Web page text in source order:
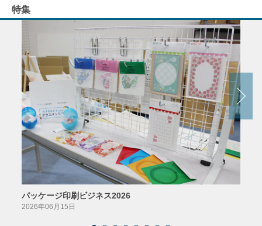
特集
パッケージ印刷ビジネス2026
2026年06月15日